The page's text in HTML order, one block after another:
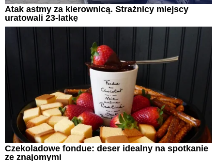
Atak astmy za kierownicą. Strażnicy miejscy
uratowali 23-latkę
Czekoladowe fondue: deser idealny na spotkanie
ze znajomymi